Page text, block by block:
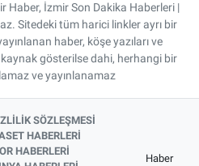
Haber, İzmir Son Dakika Haberleri |
Sitedeki tüm harici linkler ayrı bir
haber, köşe yazıları ve
gösterilse dahi, herhangi bir
ve yayınlanamaz
SÖZLEŞMESİ
HABERLERİ
HABERLERİ
Haber